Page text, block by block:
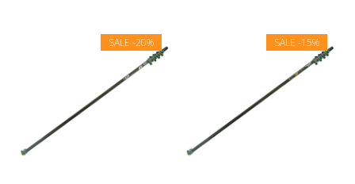
SALE -20% SALE -15%